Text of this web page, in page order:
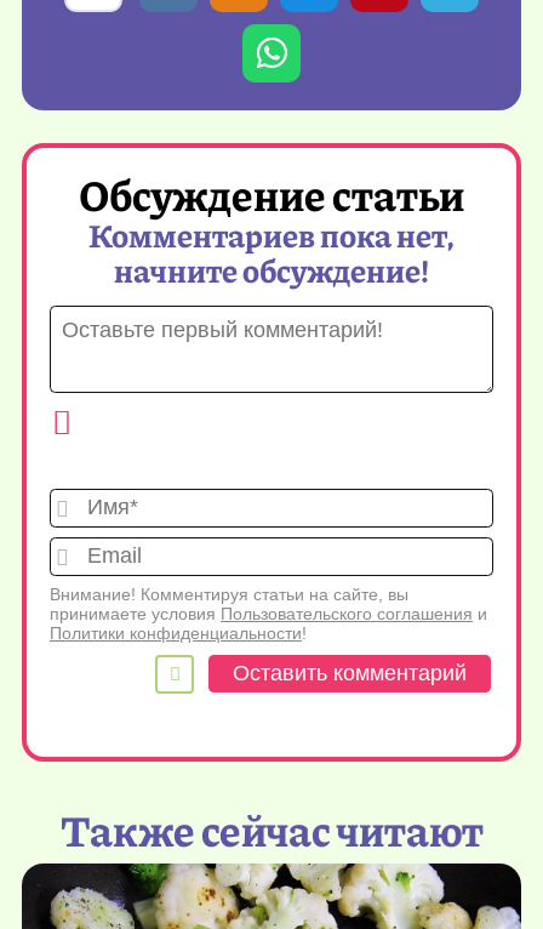
Обсуждение статьи
Комментариев пока нет,
начните обсуждение!
Имя*
Внимание! Комментируя статьи на сайте, вы
принимаете условия Пользовательского соглашения и
Политики конфиденциальности!
Также сейчас читают